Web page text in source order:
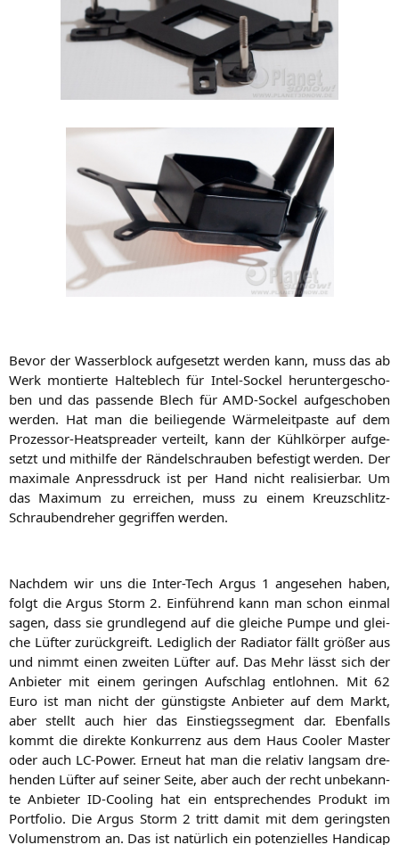
Bevor der Was­ser­block auf­ge­setzt wer­den kann, muss das ab
Werk mon­tier­te Hal­te­blech für Intel-Sockel her­un­ter­ge­scho­
ben und das pas­sen­de Blech für AMD-Sockel auf­ge­scho­ben
wer­den. Hat man die bei­lie­gen­de Wär­me­leit­pas­te auf dem
Pro­zes­sor-Heat­s­prea­der ver­teilt, kann der Kühl­kör­per auf­ge­
setzt und mit­hil­fe der Rän­del­schrau­ben befes­tigt wer­den. Der
maxi­ma­le Anpress­druck ist per Hand nicht rea­li­sier­bar. Um
das Maxi­mum zu errei­chen, muss zu einem Kreuz­schlitz-
Schrau­ben­dre­her gegrif­fen werden.
Nach­dem wir uns die Inter-Tech Argus 1 ange­se­hen haben,
folgt die Argus Storm 2. Ein­füh­rend kann man schon ein­mal
sagen, dass sie grund­le­gend auf die glei­che Pum­pe und glei­
che Lüf­ter zurück­greift. Ledig­lich der Radia­tor fällt grö­ßer aus
und nimmt einen zwei­ten Lüf­ter auf. Das Mehr lässt sich der
Anbie­ter mit einem gerin­gen Auf­schlag ent­loh­nen. Mit 62
Euro ist man nicht der güns­tigs­te Anbie­ter auf dem Markt,
aber stellt auch hier das Ein­stiegs­seg­ment dar. Eben­falls
kommt die direk­te Kon­kur­renz aus dem Haus Coo­ler Mas­ter
oder auch LC-Power. Erneut hat man die rela­tiv lang­sam dre­
hen­den Lüf­ter auf sei­ner Sei­te, aber auch der recht unbe­kann­
te Anbie­ter ID-Coo­ling hat ein ent­spre­chen­des Pro­dukt im
Port­fo­lio. Die Argus Storm 2 tritt damit mit dem gerings­ten
Volu­men­strom an. Das ist natür­lich ein poten­zi­el­les Han­di­cap